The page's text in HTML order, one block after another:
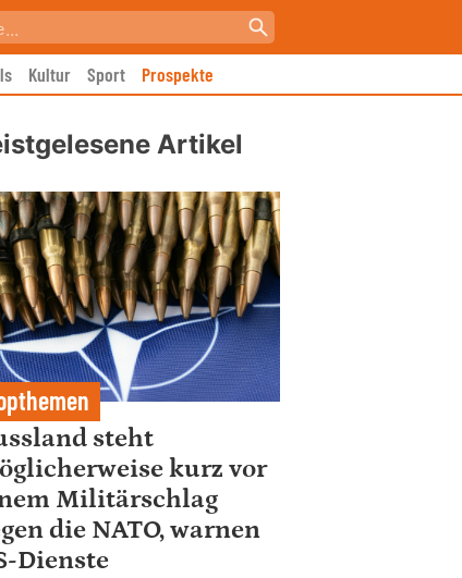
Kultur Sport Prospekte
Artikel
steht
kurz vor
Militärschlag
die NATO, warnen
Dienste